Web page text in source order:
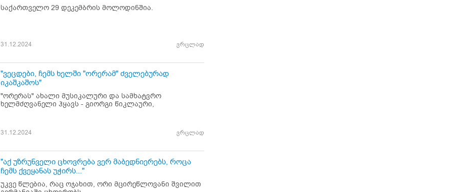
საქართველო 29 დეკემბრის მოლოდინშია.
31.12.2024 ვრცლად
"ვეცდები, ჩემს ხელში "ორერამ" ძველებურად
იკაშკაშოს"
"ორერას" ახალი მუსიკალური და სამხატვრო
ხელმძღვანელი ჰყავს - გიორგი წიკლაური,
31.12.2024 ვრცლად
"აქ უზრუნველი ცხოვრება ვერ მაბედნიერებს, როცა
ჩემს ქვეყანას უჭირს..."
უკვე წლებია, რაც ოჯახით, ორი მცირეწლოვანი შვილით